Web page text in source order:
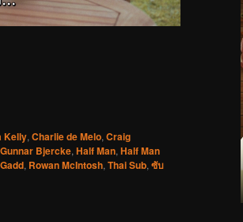
Kelly, Charlie de Melo, Craig
Gunnar Bjercke, Half Man, Half Man
, Rowan McIntosh, Thai Sub, ซับ